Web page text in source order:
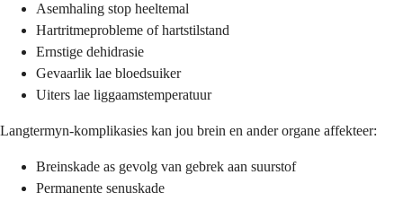
Asemhaling stop heeltemal
Hartritmeprobleme of hartstilstand
Ernstige dehidrasie
Gevaarlik lae bloedsuiker
Uiters lae liggaamstemperatuur
Langtermyn-komplikasies kan jou brein en ander organe affekteer:
Breinskade as gevolg van gebrek aan suurstof
Permanente senuskade